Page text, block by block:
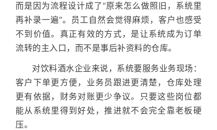
而是因为流程设计成了“原来怎么做照旧，系统里
再补录一遍”。员工自然会觉得麻烦，客户也感受
不到价值。真正有效的方式，是让系统成为订单
流转的主入口，而不是事后补资料的仓库。
对饮料酒水企业来说，系统要服务业务现场：
客户下单更方便，业务员跟进更清楚，仓库处理
更有依据，财务对账更少争议。只要这些岗位都
能从系统里得到好处，推进就不会完全靠老板硬
压。